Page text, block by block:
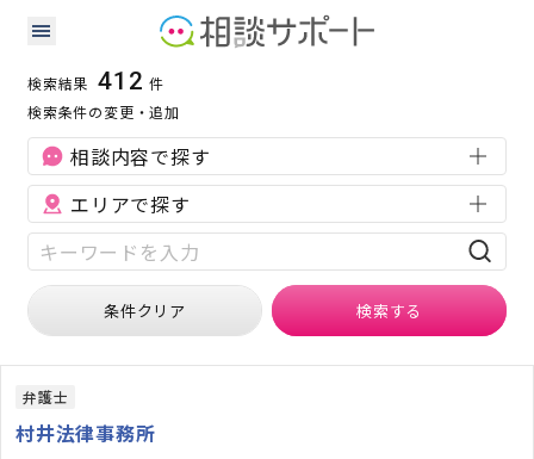
離婚・浮気に強い専門家の検索結果
離婚・浮気 財産分与
検索結果 412 件
検索条件の変更・追加
相談内容で探す
エリアで探す
条件クリア 検索する
弁護士
村井法律事務所